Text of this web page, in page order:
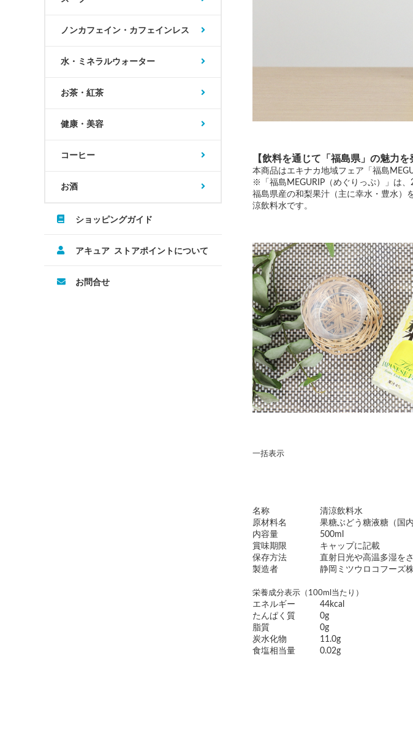
ノンカフェイン・カフェインレス
水・ミネラルウォーター
お茶・紅茶
健康・美容
コーヒー
お酒
ショッピングガイド
アキュア ストアポイントについて
お問合せ
【飲料を通じて「福島県」の魅力を
本商品はエキナカ地域フェア「福島
※「福島MEGURIP（めぐりっぷ）」は
福島県産の和梨果汁（主に幸水・豊水）
涼飲料水です。
一括表示
名称
清涼飲料水
原材料名
果糖ぶどう糖液糖（国
内容量
500ml
賞味期限
キャップに記載
保存方法
直射日光や高温多湿を
製造者
静岡ミツウロコフーズ
栄養成分表示（100ml当たり）
エネルギー
44kcal
たんぱく質
0g
脂質
0g
炭水化物
11.0g
食塩相当量
0.02g